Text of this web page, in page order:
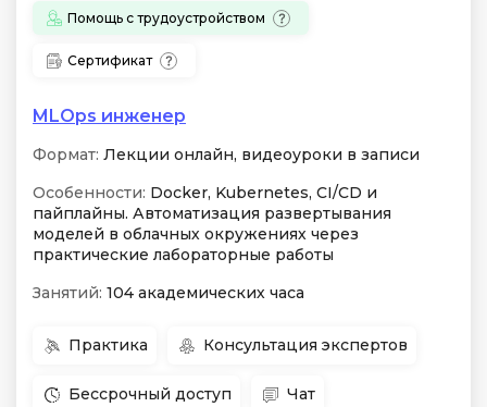
Помощь с трудоустройством
Сертификат
MLOps инженер
Формат: Лекции онлайн, видеоуроки в записи
Особенности: Docker, Kubernetes, CI/CD и
пайплайны. Автоматизация развертывания
моделей в облачных окружениях через
практические лабораторные работы
Занятий: 104 академических часа
Практика Консультация экспертов
Бессрочный доступ Чат